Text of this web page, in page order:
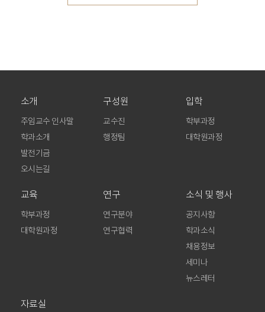
소개
주임교수 인사말
학과소개
발전기금
오시는길
구성원
교수진
행정팀
입학
학부과정
대학원과정
교육
학부과정
대학원과정
연구
연구분야
연구협력
소식 및 행사
공지사항
학과소식
채용정보
세미나
뉴스레터
자료실